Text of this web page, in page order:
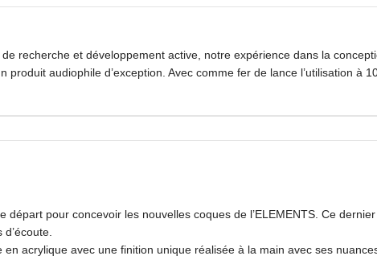
recherche et développement active, notre expérience dans la
audiophile d’exception. Avec comme fer de lance l’utilisation à
pour concevoir les nouvelles coques de l’ELEMENTS. Ce
en acrylique avec une finition unique réalisée à la main avec ses